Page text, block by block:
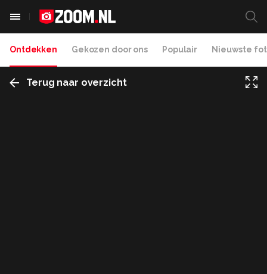
Ontdekken Gekozen door ons Populair Nieuwste
Terug naar overzicht